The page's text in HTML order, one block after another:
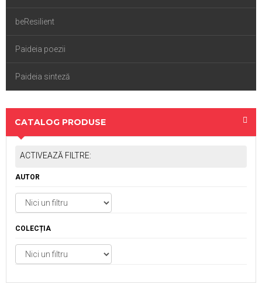
beResilient
Paideia poezii
Paideia sinteză
CATALOG PRODUSE
ACTIVEAZĂ FILTRE:
AUTOR
COLECȚIA